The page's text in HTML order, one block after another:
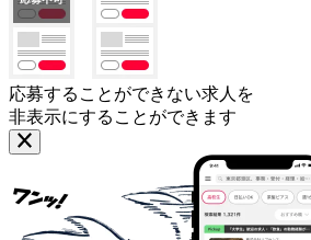
応募することができない求人を
非表示にすることができます